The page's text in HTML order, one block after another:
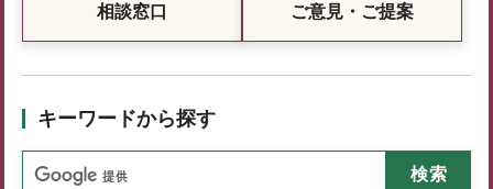
相談窓口 ご意見・ご提案
キーワードから探す